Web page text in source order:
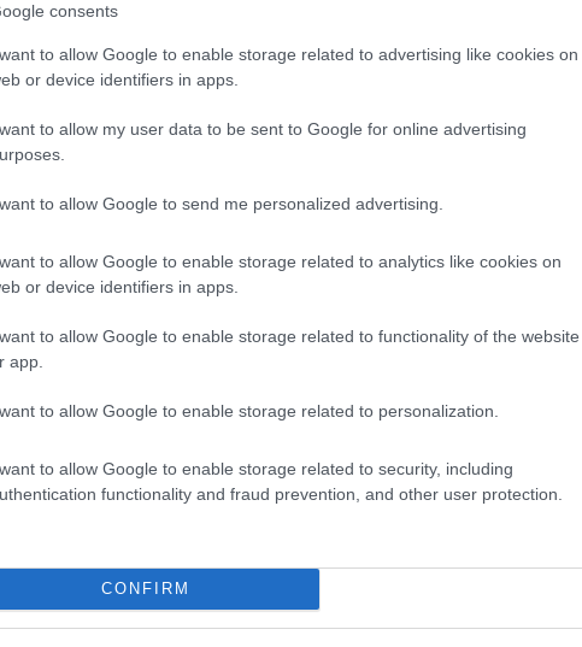
consents
to allow Google to enable storage related to advertising like cookies on
or device identifiers in apps.
to allow my user data to be sent to Google for online advertising
to allow Google to send me personalized advertising.
to allow Google to enable storage related to analytics like cookies on
or device identifiers in apps.
to allow Google to enable storage related to functionality of the website
app.
to allow Google to enable storage related to personalization.
to allow Google to enable storage related to security, including
functionality and fraud prevention, and other user protection.
CONFIRM
vártunk:
másodfokúra
továbbképzésekkel erősít a Gál